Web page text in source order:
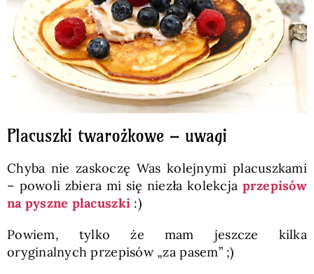
Placuszki twarożkowe – uwagi
Chyba nie zaskoczę Was kolejnymi placuszkami
– powoli zbiera mi się niezła kolekcja przepisów
na pyszne placuszki :)
Powiem, tylko że mam jeszcze kilka
oryginalnych przepisów „za pasem” ;)